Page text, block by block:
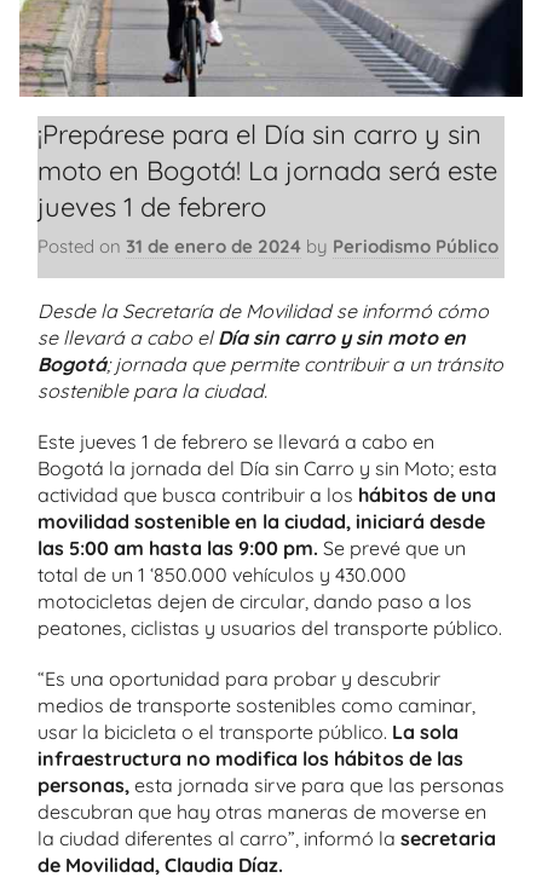
¡Prepárese para el Día sin carro y sin
moto en Bogotá! La jornada será este
jueves 1 de febrero
Posted on 31 de enero de 2024 by Periodismo Público
Desde la Secretaría de Movilidad se informó cómo
se llevará a cabo el Día sin carro y sin moto en
Bogotá; jornada que permite contribuir a un tránsito
sostenible para la ciudad.
Este jueves 1 de febrero se llevará a cabo en
Bogotá la jornada del Día sin Carro y sin Moto; esta
actividad que busca contribuir a los hábitos de una
movilidad sostenible en la ciudad, iniciará desde
las 5:00 am hasta las 9:00 pm. Se prevé que un
total de un 1 ‘850.000 vehículos y 430.000
motocicletas dejen de circular, dando paso a los
peatones, ciclistas y usuarios del transporte público.
“Es una oportunidad para probar y descubrir
medios de transporte sostenibles como caminar,
usar la bicicleta o el transporte público. La sola
infraestructura no modifica los hábitos de las
personas, esta jornada sirve para que las personas
descubran que hay otras maneras de moverse en
la ciudad diferentes al carro”, informó la secretaria
de Movilidad, Claudia Díaz.